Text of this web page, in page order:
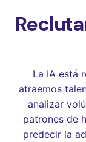
La IA está
atraemos
analizar
patrones de
predecir la